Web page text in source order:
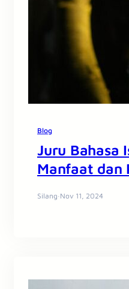
Blog
Juru Bahasa
Manfaat dan
Silang·Nov 11, 2024